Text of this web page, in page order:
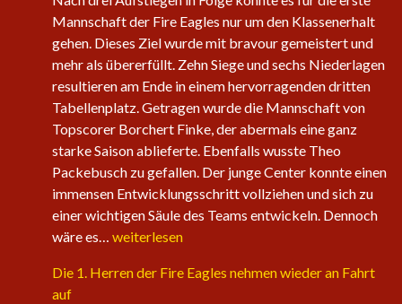
Mannschaft der Fire Eagles nur um den Klassenerhalt
gehen. Dieses Ziel wurde mit bravour gemeistert und
mehr als übererfüllt. Zehn Siege und sechs Niederlagen
resultieren am Ende in einem hervorragenden dritten
Tabellenplatz. Getragen wurde die Mannschaft von
Topscorer Borchert Finke, der abermals eine ganz
starke Saison ablieferte. Ebenfalls wusste Theo
Packebusch zu gefallen. Der junge Center konnte einen
immensen Entwicklungsschritt vollziehen und sich zu
einer wichtigen Säule des Teams entwickeln. Dennoch
wäre es… Saisonabschluss
Herrenteams
weiterlesen
Die 1. Herren der Fire Eagles nehmen wieder an Fahrt
auf